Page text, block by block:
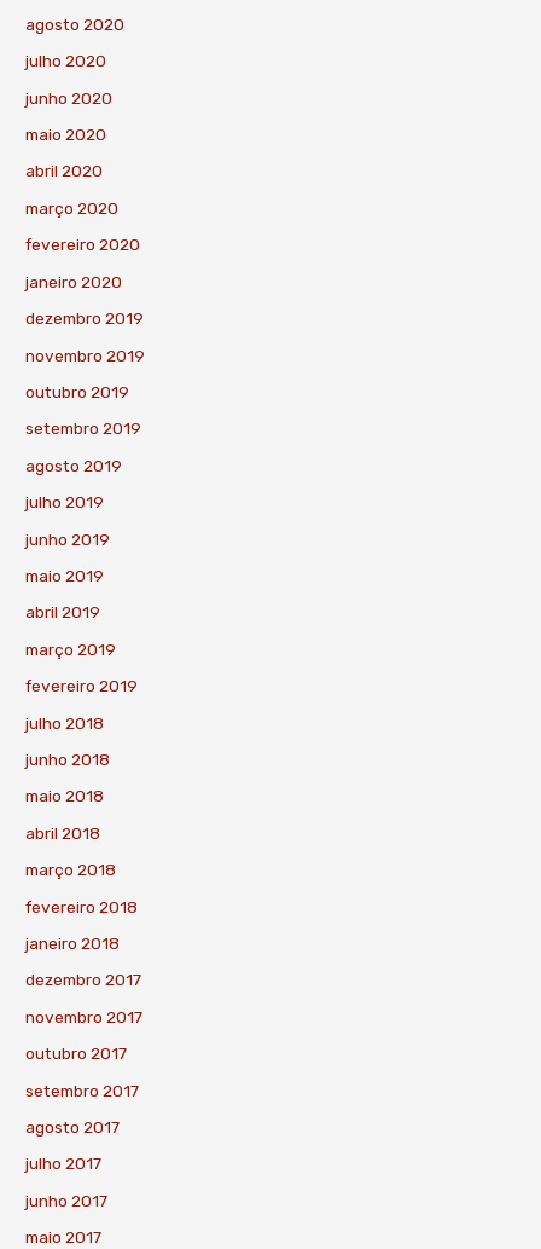
agosto 2020
julho 2020
junho 2020
maio 2020
abril 2020
março 2020
fevereiro 2020
janeiro 2020
dezembro 2019
novembro 2019
outubro 2019
setembro 2019
agosto 2019
julho 2019
junho 2019
maio 2019
abril 2019
março 2019
fevereiro 2019
julho 2018
junho 2018
maio 2018
abril 2018
março 2018
fevereiro 2018
janeiro 2018
dezembro 2017
novembro 2017
outubro 2017
setembro 2017
agosto 2017
julho 2017
junho 2017
maio 2017